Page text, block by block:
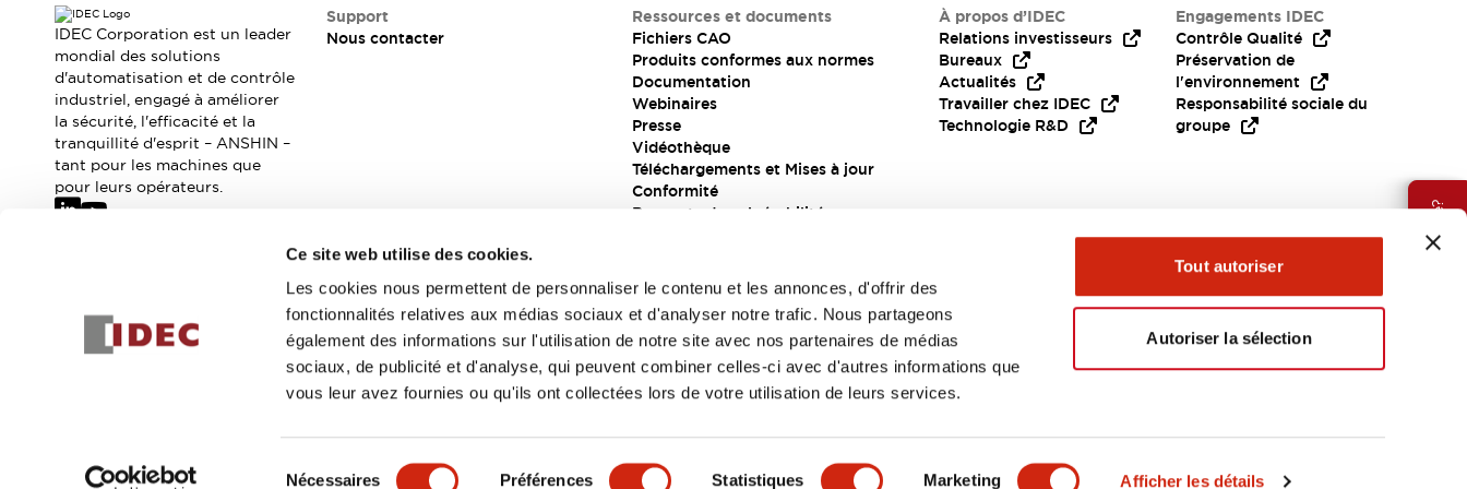
Ce site web utilise des cookies.
Les cookies nous permettent de personnaliser le contenu et les annonces, d'offrir des
fonctionnalités relatives aux médias sociaux et d'analyser notre trafic. Nous partageons
également des informations sur l'utilisation de notre site avec nos partenaires de médias
sociaux, de publicité et d'analyse, qui peuvent combiner celles-ci avec d'autres informations que
vous leur avez fournies ou qu'ils ont collectées lors de votre utilisation de leurs services.
Nécessaires Préférences Statistiques Marketing Afficher les détails
Tout autoriser
Autoriser la sélection
Lois et normes relatives à la sécurité
Cours sur l'équipement de sécurité
Tout explorer
Tout explorer
Ressources
Fichiers CAO
Produits conformes aux normes
Documentation
Rapports de vulnérabilité
Outils de sélection
Nous contacter
Besoin d'aide?
IDEC Corporation est un leader
mondial des solutions
d'automatisation et de contrôle
industriel, engagé à améliorer
la sécurité, l'efficacité et la
tranquillité d'esprit – ANSHIN –
tant pour les machines que
pour leurs opérateurs.
Support
Nous contacter
Ressources et documents
Fichiers CAO
Produits conformes aux normes
Documentation
Webinaires
Presse
Vidéothèque
Téléchargements et Mises à jour
Conformité
Rapports de vulnérabilité
À propos d’IDEC
Relations investisseurs
Bureaux
Actualités
Travailler chez IDEC
Technologie R&D
Engagements IDEC
Contrôle Qualité
Préservation de
l'environnement
Responsabilité sociale du
groupe
Inscrivez-vous
Politique de confidentialitéConditions générales EMEA